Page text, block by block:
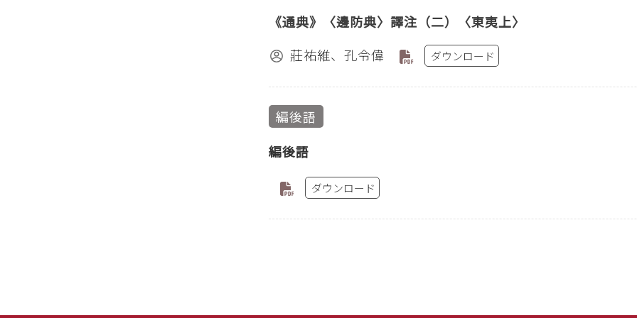
《通典》〈邊防典〉譯注（二）〈東夷上〉
莊祐維、孔令偉
ダウンロード
編後語
編後語
ダウンロード